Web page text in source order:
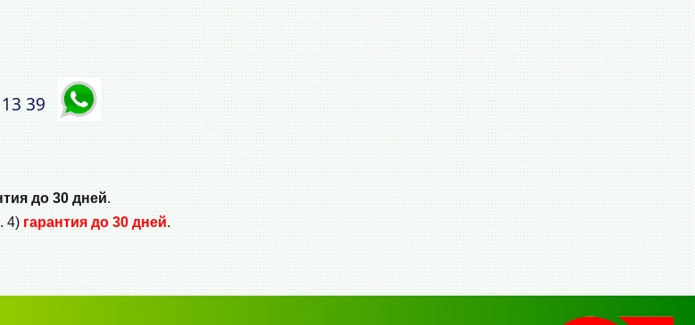
39
до 30 дней.
4)гарантия до 30 дней.